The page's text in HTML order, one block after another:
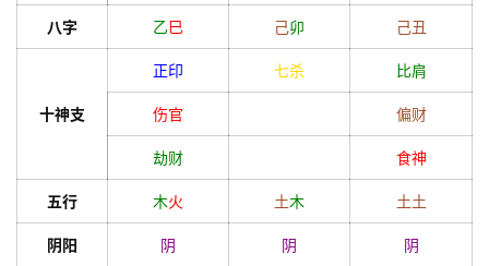
八字 乙巳 己卯 己丑
十神支
正印 七杀 比肩
伤官 偏财
劫财 食神
五行 木火 土木 土土
阴阳 阴 阴 阴